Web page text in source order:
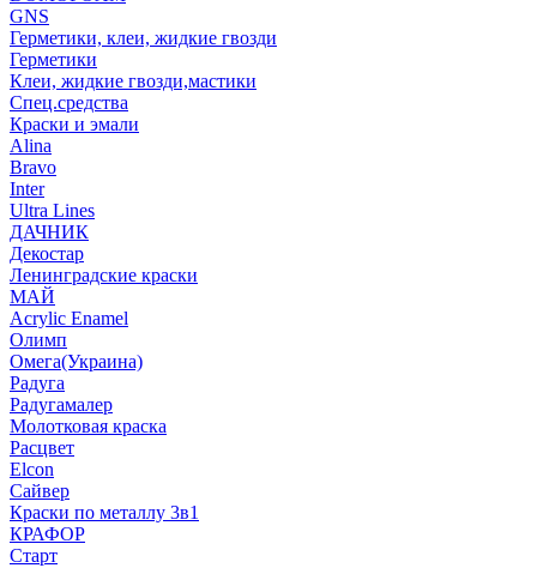
GNS
Герметики, клеи, жидкие гвозди
Герметики
Клеи, жидкие гвозди,мастики
Спец.средства
Краски и эмали
Alina
Bravo
Inter
Ultra Lines
ДАЧНИК
Декостар
Ленинградские краски
МАЙ
Acrylic Enamel
Олимп
Омега(Украина)
Радуга
Радугамалер
Молотковая краска
Расцвет
Elcon
Сайвер
Краски по металлу 3в1
КРАФОР
Старт